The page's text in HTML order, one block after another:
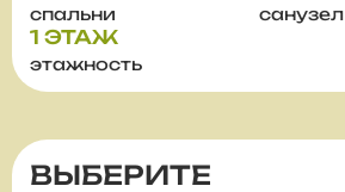
спальни санузел
1 ЭТАЖ
этажность
ВЫБЕРИТЕ